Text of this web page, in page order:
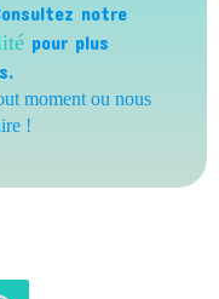
notre
pour plus
moment ou nous
!